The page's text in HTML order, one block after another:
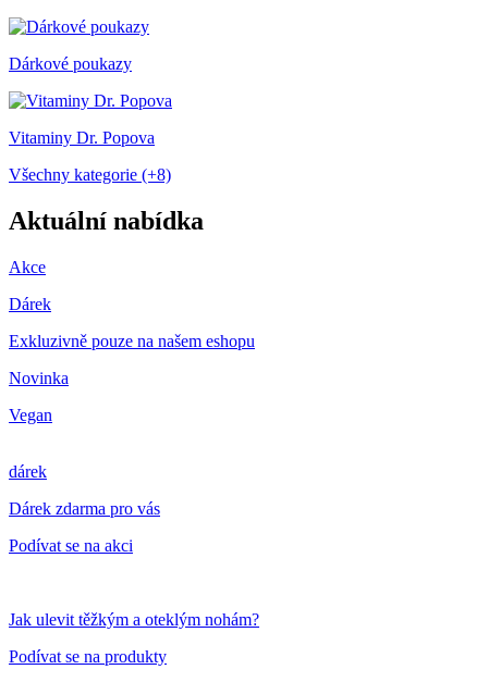
Dárkové poukazy
Vitaminy Dr. Popova
Všechny kategorie (+8)
Aktuální nabídka
Akce
Dárek
Exkluzivně pouze na našem eshopu
Novinka
Vegan
dárek
Dárek zdarma pro vás
Podívat se na akci
Jak ulevit těžkým a oteklým nohám?
Podívat se na produkty